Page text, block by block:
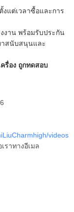
แต่เวลาซื้อและการ
งงาน พร้อมรับประกัน
าสนับสนุนและ
ครื่อง ถูกทดสอบ
videos
ราทางอีเมล